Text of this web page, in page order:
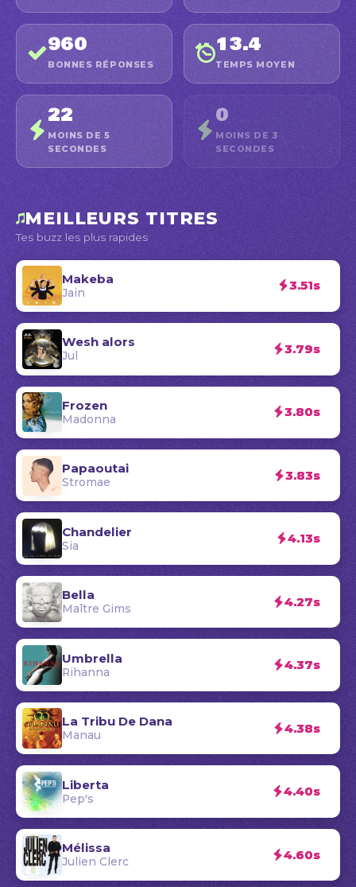
960
BONNES RÉPONSES
13.4
TEMPS MOYEN
22
MOINS DE 5
SECONDES
0
MOINS DE 3
SECONDES
MEILLEURS TITRES
Tes buzz les plus rapides
Makeba
Jain 3.51s
Wesh alors
Jul 3.79s
Frozen
Madonna 3.80s
Papaoutai
Stromae 3.83s
Chandelier
Sia 4.13s
Bella
Maître Gims 4.27s
Umbrella
Rihanna 4.37s
La Tribu De Dana
Manau 4.38s
Liberta
Pep's 4.40s
Mélissa
Julien Clerc 4.60s